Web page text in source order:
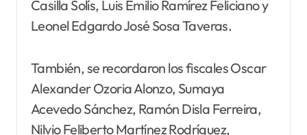
Casilla Solís, Luis Emilio Ramírez Feliciano y
Leonel Edgardo José Sosa Taveras.
También, se recordaron los fiscales Oscar
Alexander Ozoria Alonzo, Sumaya
Acevedo Sánchez, Ramón Disla Ferreira,
Nilvio Feliberto Martínez Rodríguez,